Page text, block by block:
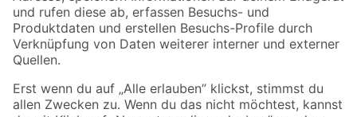
Zahlungsarten Versandarten
Sicher einkaufen